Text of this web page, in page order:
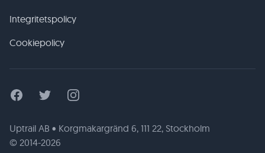
Integritetspolicy
Cookiepolicy
FacebookTwitter Instagram
Uptrail AB • Korgmakargränd 6, 111 22, Stockholm
© 2014-2026